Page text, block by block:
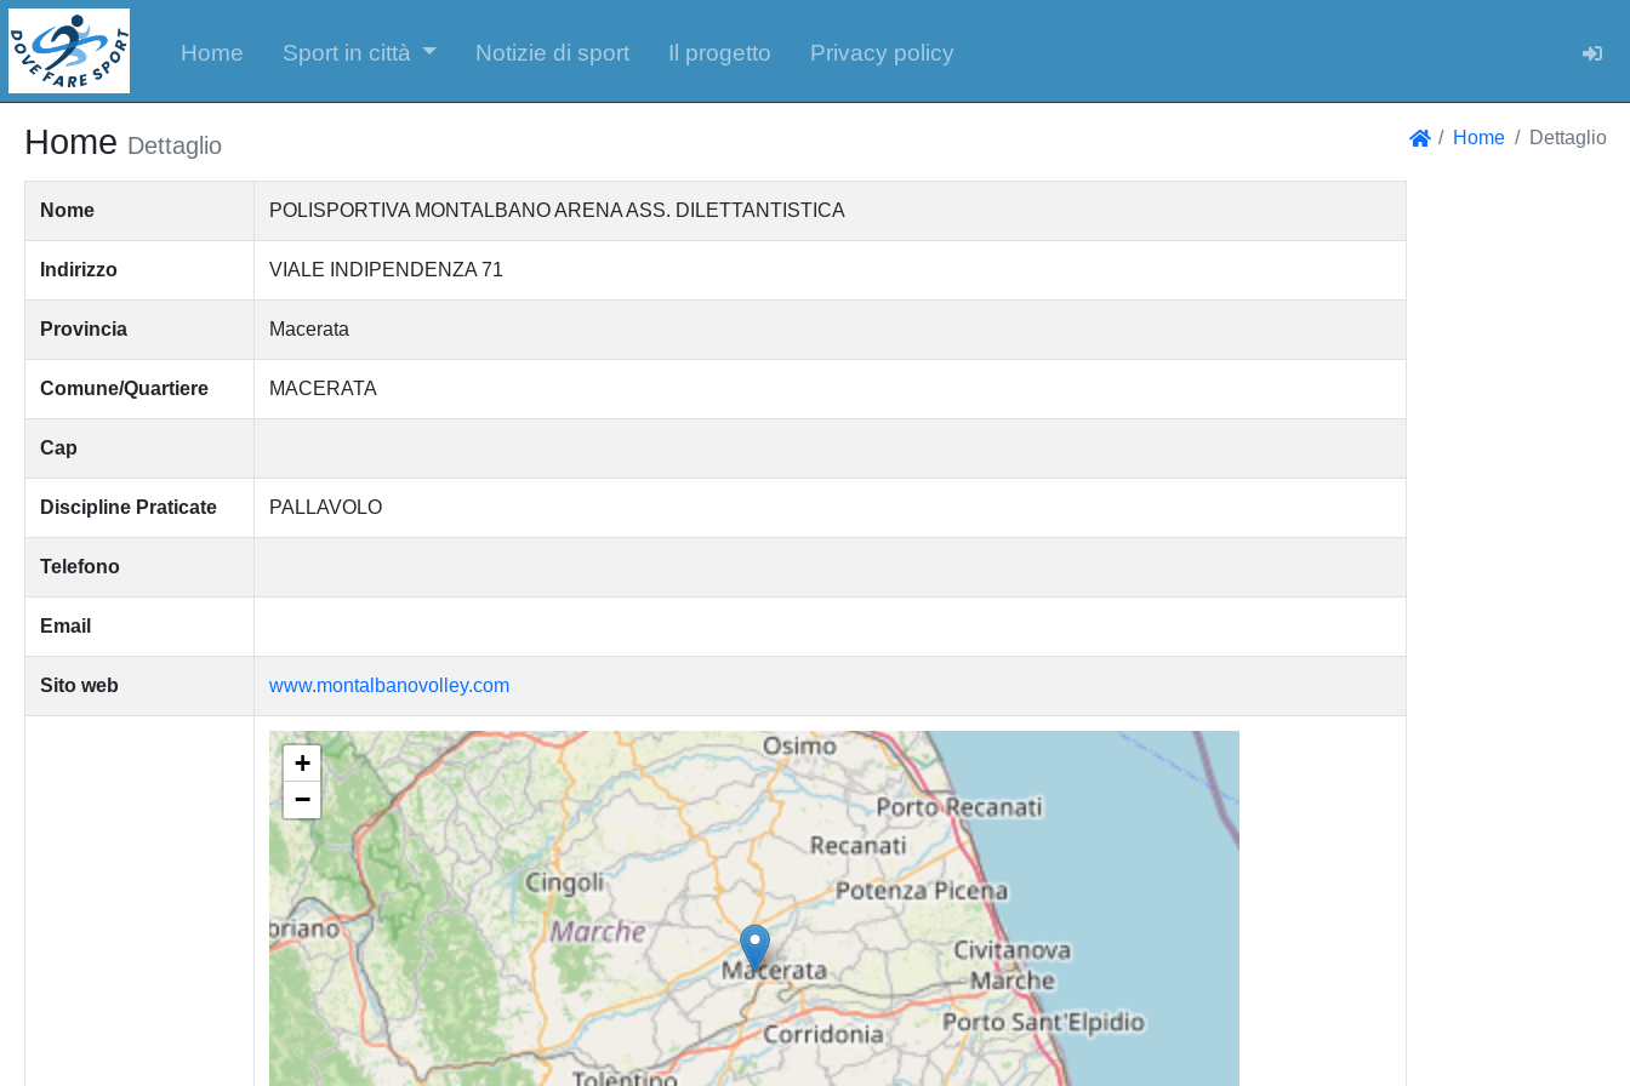
Home Sport in città Notizie di sport Il progetto Privacy policy
Home Dettaglio Home Dettaglio
Nome POLISPORTIVA MONTALBANO ARENA ASS. DILETTANTISTICA
Indirizzo VIALE INDIPENDENZA 71
Provincia Macerata
Comune/Quartiere MACERATA
Cap
Discipline Praticate PALLAVOLO
Telefono
Email
Sito web www.montalbanovolley.com
+
−